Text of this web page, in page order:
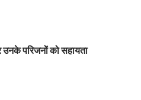
उनके परिजनों को सहायता